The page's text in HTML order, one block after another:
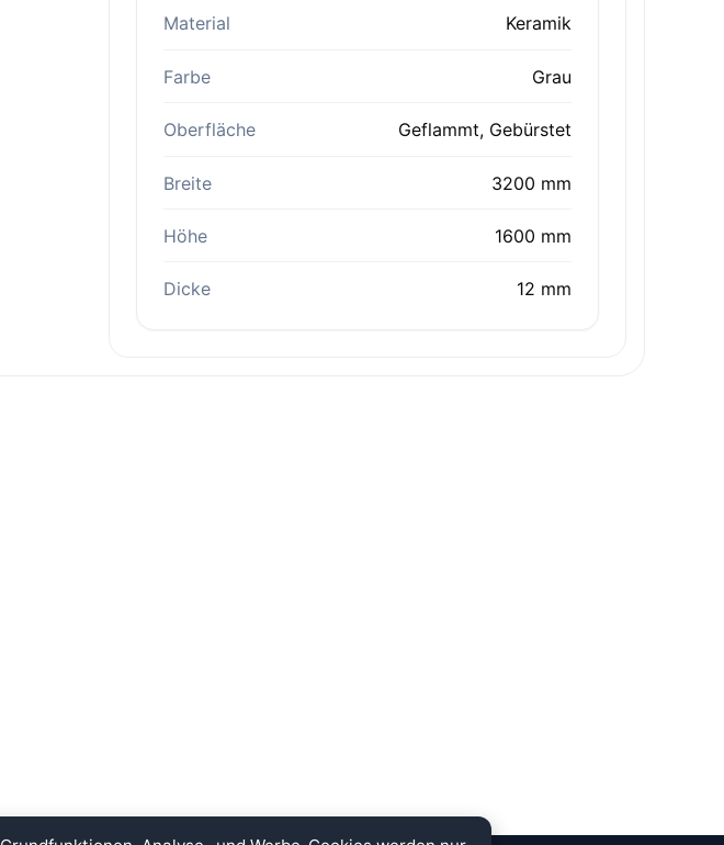
Material Keramik
Farbe Grau
Oberfläche Geflammt, Gebürstet
Breite 3200 mm
Höhe 1600 mm
Dicke 12 mm